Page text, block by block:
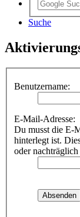
Suche
Benutzername:
E-Mail-Adresse:
Du musst die E-
hinterlegt ist.
oder